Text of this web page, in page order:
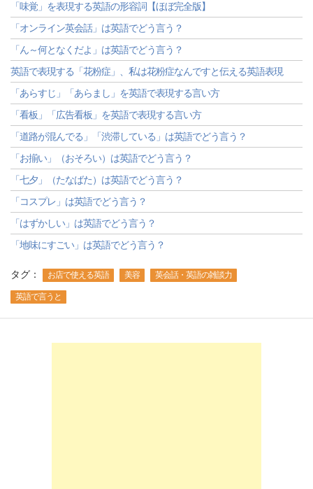
「味覚」を表現する英語の形容詞【ほぼ完全版】
「オンライン英会話」は英語でどう言う？
「ん～何となくだよ」は英語でどう言う？
英語で表現する「花粉症」、私は花粉症なんですと伝える英語表現
「あらすじ」「あらまし」を英語で表現する言い方
「看板」「広告看板」を英語で表現する言い方
「道路が混んでる」「渋滞している」は英語でどう言う？
「お揃い」（おそろい）は英語でどう言う？
「七夕」（たなばた）は英語でどう言う？
「コスプレ」は英語でどう言う？
「はずかしい」は英語でどう言う？
「地味にすごい」は英語でどう言う？
タグ： お店で使える英語 美容 英会話・英語の雑談力
英語で言うと